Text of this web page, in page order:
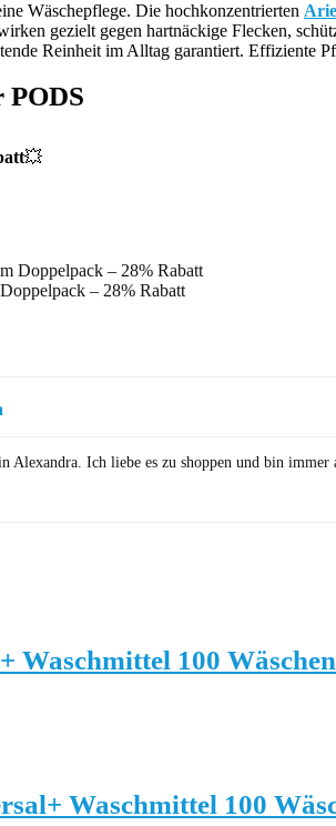
Wäschepflege. Die hochkonzentrierten
gezielt gegen hartnäckige Flecken,
Reinheit im Alltag garantiert. Effiziente
💥
– 28% Rabatt
Alexandra. Ich liebe es zu shoppen und bin immer
Waschmittel 100
Waschmittel 100